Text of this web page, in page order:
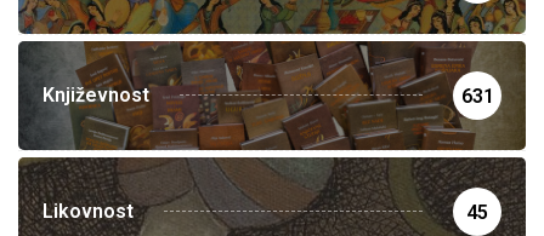
Književnost 631
Likovnost 45